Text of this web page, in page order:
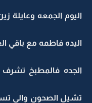
اليوم الجمعه وعايلة
اليده فاطمه مع باقي
الجده فالمطبخ تشرف